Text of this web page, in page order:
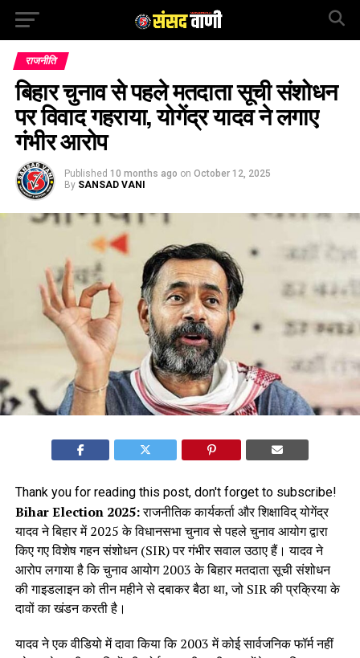
राजनीति
बिहार चुनाव से पहले मतदाता सूची संशोधन
पर विवाद गहराया, योगेंद्र यादव ने लगाए
गंभीर आरोप
Published 10 months ago on October 12, 2025
By SANSAD VANI
Thank you for reading this post, don't forget to subscribe!
Bihar Election 2025:राजनीतिक कार्यकर्ता और शिक्षाविद् योगेंद्र
यादव ने बिहार में 2025 के विधानसभा चुनाव से पहले चुनाव आयोग द्वारा
किए गए विशेष गहन संशोधन (SIR) पर गंभीर सवाल उठाए हैं। यादव ने
आरोप लगाया है कि चुनाव आयोग 2003 के बिहार मतदाता सूची संशोधन
की गाइडलाइन को तीन महीने से दबाकर बैठा था, जो SIR की प्रक्रिया के
दावों का खंडन करती है।
यादव ने एक वीडियो में दावा किया कि 2003 में कोई सार्वजनिक फॉर्म नहीं